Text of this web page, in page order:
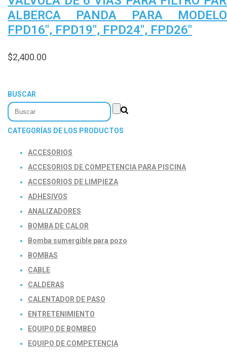
ALBERCA PANDA PARA
FPD16″, FPD19″, FPD24″, FPD26″
$2,400.00
BUSCAR
CATEGORÍAS DE LOS PRODUCTOS
ACCESORIOS
ACCESORIOS DE COMPETENCIA PARA PISCINA
ACCESORIOS DE LIMPIEZA
ADHESIVOS
ANALIZADORES
BOMBA DE CALOR
Bomba sumergible para pozo
BOMBAS
CABLE
CALDERAS
CALENTADOR DE PASO
ENTRETENIMIENTO
EQUIPO DE BOMBEO
EQUIPO DE COMPETENCIA